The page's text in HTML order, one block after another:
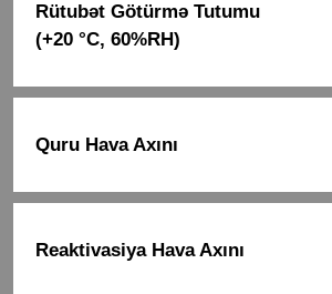
Rütubət Götürmə Tutumu
(+20 °C, 60%RH)
Quru Hava Axını
Reaktivasiya Hava Axını